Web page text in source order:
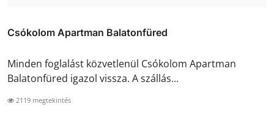
Csókolom Apartman Balatonfüred
Minden foglalást közvetlenül Csókolom Apartman
Balatonfüred igazol vissza. A szállás...
2119 megtekintés